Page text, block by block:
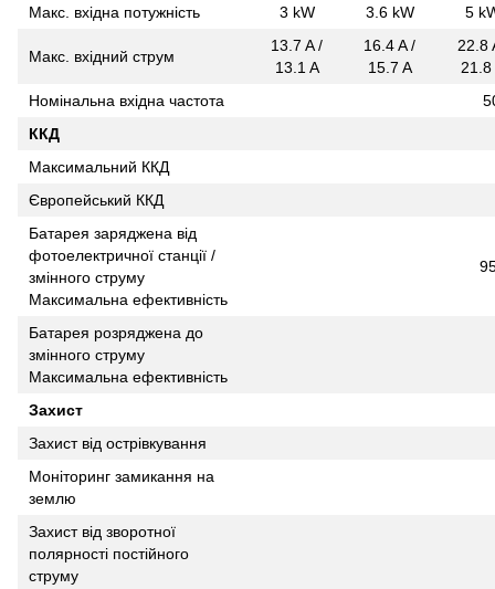
Макс. вхідна потужність
3 kW 3.6 kW 5
Макс. вхідний струм
13.7 A /
13.1 A
16.4 A /
15.7 A
22.8
21.8
Номінальна вхідна частота
ККД
Максимальний ККД
Європейський ККД
Батарея заряджена від
фотоелектричної станції /
змінного струму
Максимальна ефективність
Батарея розряджена до
змінного струму
Максимальна ефективність
Захист
Захист від острівкування
Моніторинг замикання на
землю
Захист від зворотної
полярності постійного
струму